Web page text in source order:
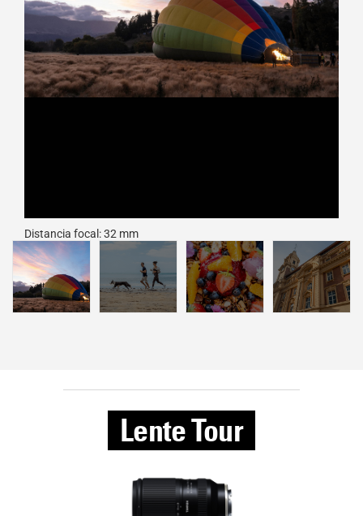
Distancia focal: 32 mm
Exposición: F4.5, 1/125 seg., ISO 640
Lente Tour